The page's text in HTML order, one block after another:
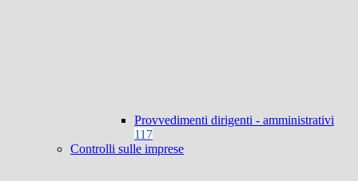
Provvedimenti dirigenti - amministrativi
117
Controlli sulle imprese